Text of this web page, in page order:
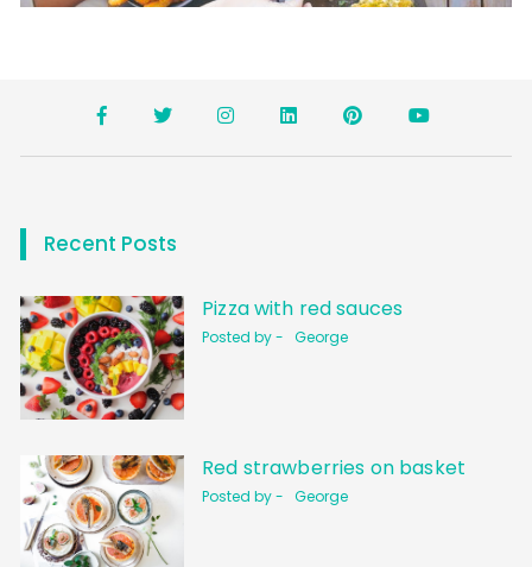
Recent Posts
Pizza with red sauces
Posted by - George
Red strawberries on basket
Posted by - George